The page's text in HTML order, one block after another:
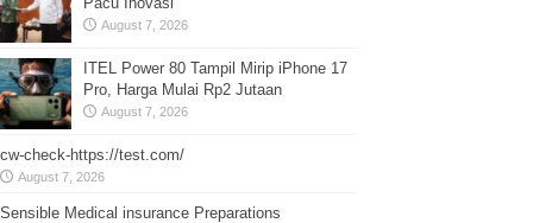
August 7, 2026
ITEL Power 80 Tampil Mirip iPhone 17
Pro, Harga Mulai Rp2 Jutaan
August 7, 2026
cw-check-https://test.com/
August 7, 2026
Sensible Medical insurance Preparations